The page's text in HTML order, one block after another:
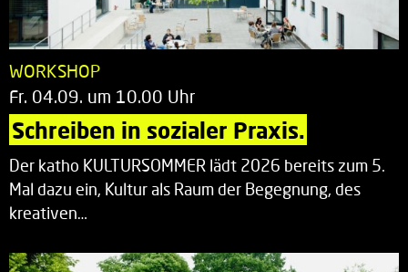
WORKSHOP
Fr. 04.09. um 10.00 Uhr
Schreiben in sozialer Praxis.
Der katho KULTURSOMMER lädt 2026 bereits zum 5.
Mal dazu ein, Kultur als Raum der Begegnung, des
kreativen…